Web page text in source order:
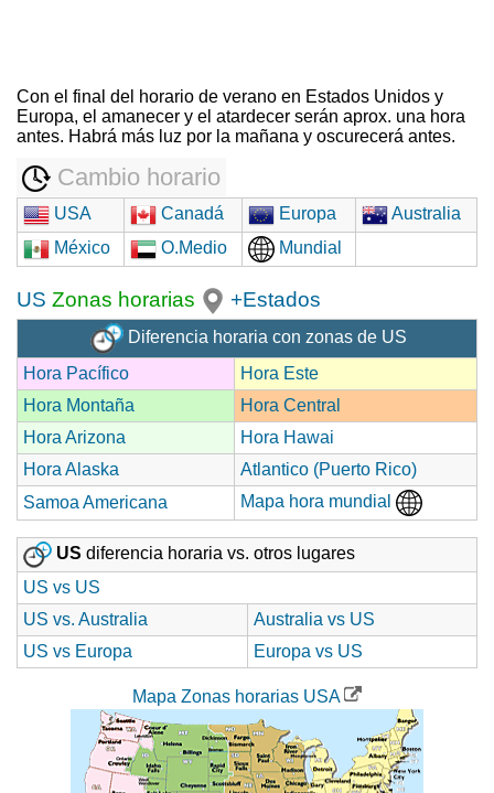
Con el final del horario de verano en Estados Unidos y
Europa, el amanecer y el atardecer serán aprox. una hora
antes. Habrá más luz por la mañana y oscurecerá antes.
Cambio horario
USA Canadá Europa
Australia
México
O.Medio Mundial
US Zonas horarias +Estados
Diferencia horaria con zonas de US
Hora Pacífico
Hora Este
Hora Montaña
Hora Central
Hora Arizona
Hora Hawai
Hora Alaska
Atlantico (Puerto Rico)
Samoa Americana
Mapa hora mundial
US diferencia horaria vs. otros lugares
US vs US
US vs. Australia
Australia vs US
US vs Europa
Europa vs US
Mapa Zonas horarias USA